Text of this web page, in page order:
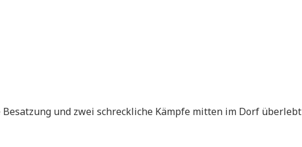
und zwei schreckliche Kämpfe mitten im Dorf überlebt